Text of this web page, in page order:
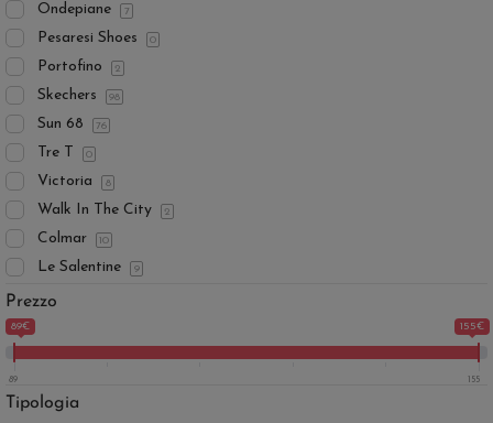
Ondepiane 7
Pesaresi Shoes 0
Portofino 2
Skechers 98
Sun 68 76
Tre T 0
Victoria 8
Walk In The City 2
Colmar 10
Le Salentine 9
Prezzo
89€ 155€
89 155
Tipologia